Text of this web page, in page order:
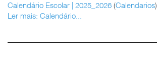
Calendário Escolar | 2025_2026 (Calendarios)
Ler mais: Calendário...